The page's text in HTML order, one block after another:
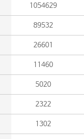
1054629
89532
26601
11460
5020
2322
1302